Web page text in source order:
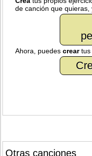
de canción que
Ahora, puedescreartus
Otras canciones